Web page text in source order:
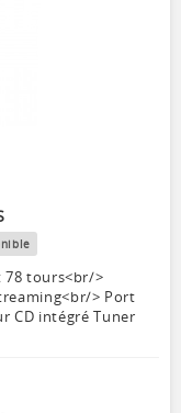
78 tours<br/>
> Port
CD intégré Tuner